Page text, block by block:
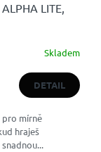
LITE,
Skladem
DETAIL
pro mírně
hraješ